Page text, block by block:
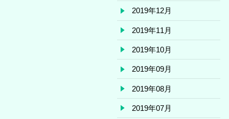
2019年12月
2019年11月
2019年10月
2019年09月
2019年08月
2019年07月